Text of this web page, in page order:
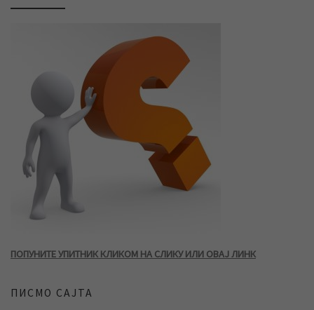
ПОПУНИТЕ УПИТНИК КЛИКОМ НА СЛИКУ ИЛИ ОВАЈ ЛИНК
ПИСМО САЈТА